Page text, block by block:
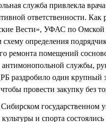
служба привлекла
ответственности. Как
Вести», УФАС по Омской
определения
ремонта помещений
службы,
раздробило один крупный
провести закупку без
государственном
и спорта